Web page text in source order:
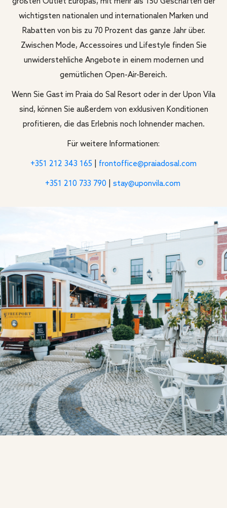
wichtigsten nationalen und internationalen Marken und
Rabatten von bis zu 70 Prozent das ganze Jahr über.
Zwischen Mode, Accessoires und Lifestyle finden Sie
unwiderstehliche Angebote in einem modernen und
gemütlichen Open-Air-Bereich.
Wenn Sie Gast im Praia do Sal Resort oder in der Upon Vila
sind, können Sie außerdem von exklusiven Konditionen
profitieren, die das Erlebnis noch lohnender machen.
Für weitere Informationen:
+351 212 343 165 frontoffice@praiadosal.com
+351 210 733 790 stay@uponvila.com